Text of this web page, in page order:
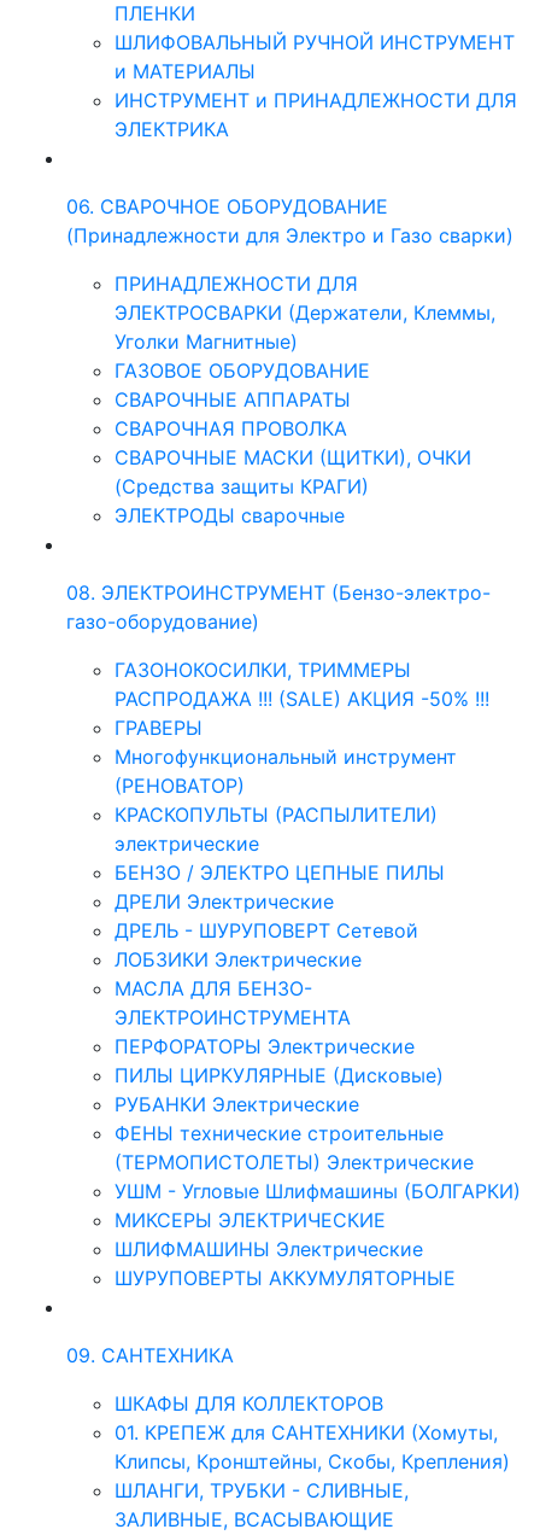
ПЛЕНКИ
ШЛИФОВАЛЬНЫЙ РУЧНОЙ ИНСТРУМЕНТ
и МАТЕРИАЛЫ
ИНСТРУМЕНТ и ПРИНАДЛЕЖНОСТИ ДЛЯ
ЭЛЕКТРИКА
06. СВАРОЧНОЕ ОБОРУДОВАНИЕ
(Принадлежности для Электро и Газо сварки)
ПРИНАДЛЕЖНОСТИ ДЛЯ
ЭЛЕКТРОСВАРКИ (Держатели, Клеммы,
Уголки Магнитные)
ГАЗОВОЕ ОБОРУДОВАНИЕ
СВАРОЧНЫЕ АППАРАТЫ
СВАРОЧНАЯ ПРОВОЛКА
СВАРОЧНЫЕ МАСКИ (ЩИТКИ), ОЧКИ
(Средства защиты КРАГИ)
ЭЛЕКТРОДЫ сварочные
08. ЭЛЕКТРОИНСТРУМЕНТ (Бензо-электро-
газо-оборудование)
ГАЗОНОКОСИЛКИ, ТРИММЕРЫ
РАСПРОДАЖА !!! (SALE) АКЦИЯ -50% !!!
ГРАВЕРЫ
Многофункциональный инструмент
(РЕНОВАТОР)
КРАСКОПУЛЬТЫ (РАСПЫЛИТЕЛИ)
электрические
БЕНЗО / ЭЛЕКТРО ЦЕПНЫЕ ПИЛЫ
ДРЕЛИ Электрические
ДРЕЛЬ - ШУРУПОВЕРТ Сетевой
ЛОБЗИКИ Электрические
МАСЛА ДЛЯ БЕНЗО-
ЭЛЕКТРОИНСТРУМЕНТА
ПЕРФОРАТОРЫ Электрические
ПИЛЫ ЦИРКУЛЯРНЫЕ (Дисковые)
РУБАНКИ Электрические
ФЕНЫ технические строительные
(ТЕРМОПИСТОЛЕТЫ) Электрические
УШМ - Угловые Шлифмашины (БОЛГАРКИ)
МИКСЕРЫ ЭЛЕКТРИЧЕСКИЕ
ШЛИФМАШИНЫ Электрические
ШУРУПОВЕРТЫ АККУМУЛЯТОРНЫЕ
09. САНТЕХНИКА
ШКАФЫ ДЛЯ КОЛЛЕКТОРОВ
01. КРЕПЕЖ для САНТЕХНИКИ (Хомуты,
Клипсы, Кронштейны, Скобы, Крепления)
ШЛАНГИ, ТРУБКИ - СЛИВНЫЕ,
ЗАЛИВНЫЕ, ВСАСЫВАЮЩИЕ